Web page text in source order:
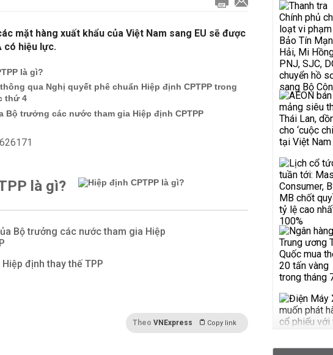
mặt hàng xuất khẩu của Việt Nam sang EU sẽ được
có hiệu lực.
là gì?
qua Nghị quyết phê chuẩn Hiệp định CPTPP trong
thứ 4
Bộ trưởng các nước tham gia Hiệp định CPTPP
là gì?
Bộ trưởng các nước tham gia Hiệp
định thay thế TPP
Theo VNExpress Copy link